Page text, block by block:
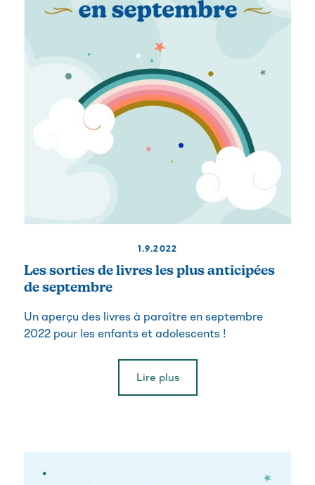
1.9.2022
Les sorties de livres les plus anticipées
de septembre
Un aperçu des livres à paraître en septembre
2022 pour les enfants et adolescents !
Lire plus